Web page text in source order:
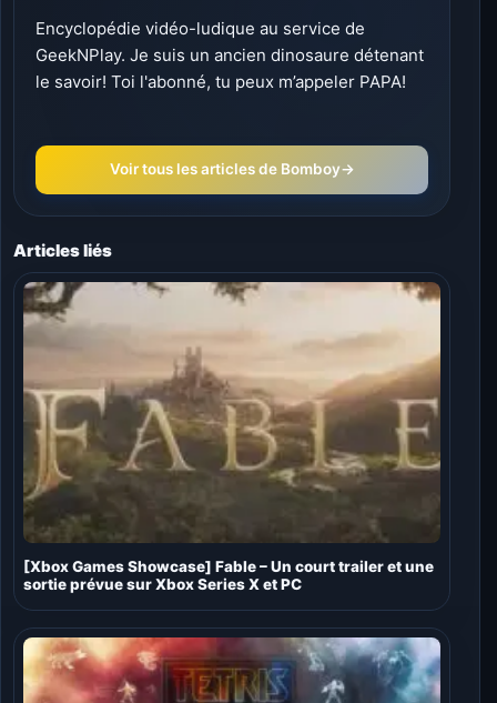
Encyclopédie vidéo-ludique au service de
GeekNPlay. Je suis un ancien dinosaure détenant
le savoir! Toi l'abonné, tu peux m’appeler PAPA!
Voir tous les articles de Bomboy→
Articles liés
[Xbox Games Showcase] Fable – Un court trailer et une
sortie prévue sur Xbox Series X et PC